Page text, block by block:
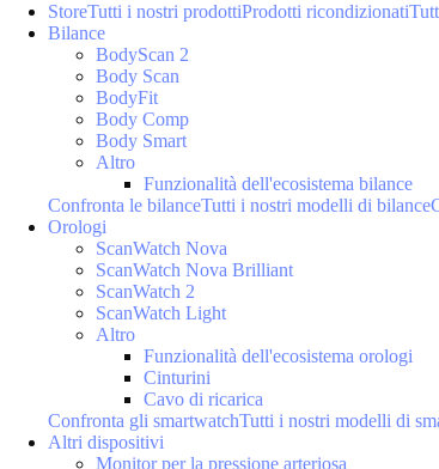
StoreTutti i nostri prodottiProdotti ricondizionati
Bilance
BodyScan 2
Body Scan
BodyFit
Body Comp
Body Smart
Altro
Funzionalità dell'ecosistema bilance
Confronta le bilanceTutti i nostri modelli di bilance
Orologi
ScanWatch Nova
ScanWatch Nova Brilliant
ScanWatch 2
ScanWatch Light
Altro
Funzionalità dell'ecosistema orologi
Cinturini
Cavo di ricarica
Confronta gli smartwatchTutti i nostri modelli di
Altri dispositivi
Monitor per la pressione arteriosa